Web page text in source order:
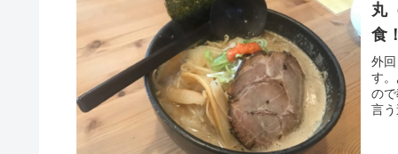
丸
食
メ
外
す
の
言